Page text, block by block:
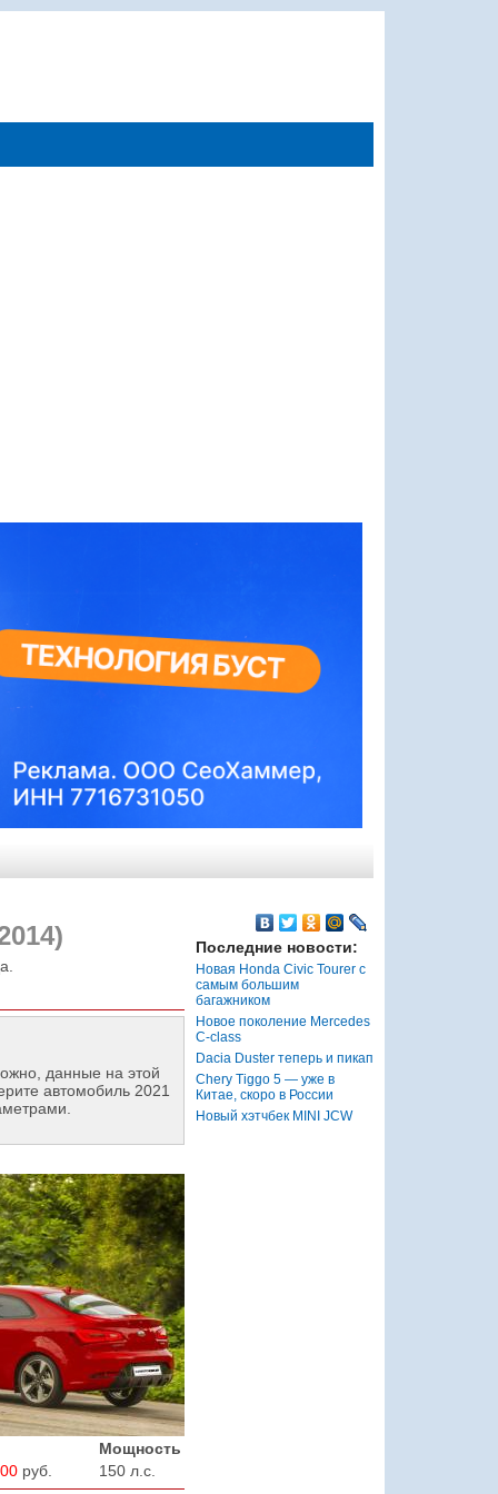
данные на этой
автомобиль 2021
Мощность
руб. 150 л.с.
Последние новости:
Новая Honda Civic Tourer с
самым большим
багажником
Новое поколение Mercedes
C-class
Dacia Duster теперь и пикап
Chery Tiggo 5 — уже в
Китае, скоро в России
Новый хэтчбек MINI JCW